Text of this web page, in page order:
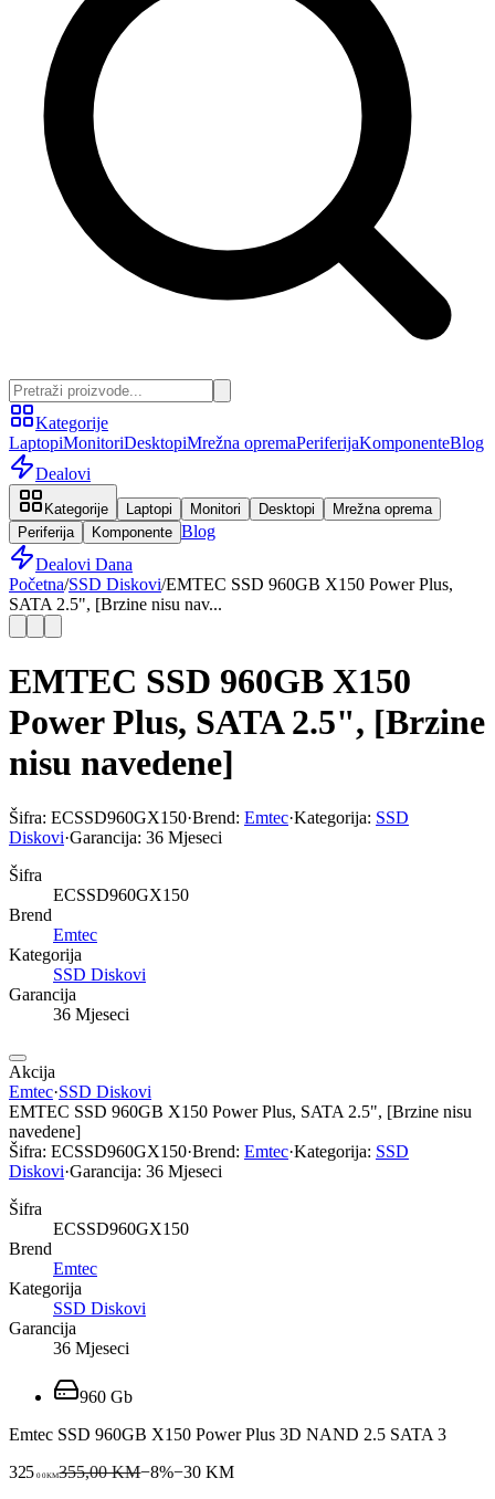
Kategorije
LaptopiMonitoriDesktopiMrežna opremaPeriferijaKomponenteBlog
Dealovi
Kategorije Laptopi Monitori Desktopi
Mrežna oprema
Periferija
Komponente Blog
Dealovi Dana
Početna/SSD Diskovi/EMTEC SSD 960GB X150 Power Plus,
SATA 2.5", [Brzine nisu nav...
EMTEC SSD 960GB X150
Power Plus, SATA 2.5", [Brzine
nisu navedene]
Šifra: ECSSD960GX150·Brend: Emtec·Kategorija: SSD
Diskovi·Garancija: 36 Mjeseci
Šifra
ECSSD960GX150
Brend
Emtec
Kategorija
SSD Diskovi
Garancija
36 Mjeseci
Akcija
Emtec·SSD Diskovi
EMTEC SSD 960GB X150 Power Plus, SATA 2.5", [Brzine nisu
navedene]
Šifra: ECSSD960GX150·Brend: Emtec·Kategorija: SSD
Diskovi·Garancija: 36 Mjeseci
Šifra
ECSSD960GX150
Brend
Emtec
Kategorija
SSD Diskovi
Garancija
36 Mjeseci
960 Gb
Emtec SSD 960GB X150 Power Plus 3D NAND 2.5 SATA 3
325 00KM355,00 KM−8%−30 KM